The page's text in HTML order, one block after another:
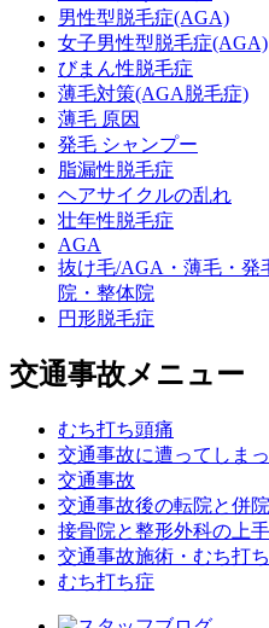
男性型脱毛症(AGA)
女子男性型脱毛症(AGA)
びまん性脱毛症
薄毛対策(AGA脱毛症)
薄毛 原因
発毛 シャンプー
脂漏性脱毛症
ヘアサイクルの乱れ
壮年性脱毛症
AGA
抜け毛/AGA・薄毛・発
院・整体院
円形脱毛症
交通事故メニュー
むち打ち頭痛
交通事故に遭ってしま
交通事故
交通事故後の転院と併院
接骨院と整形外科の上
交通事故施術・むち打
むち打ち症